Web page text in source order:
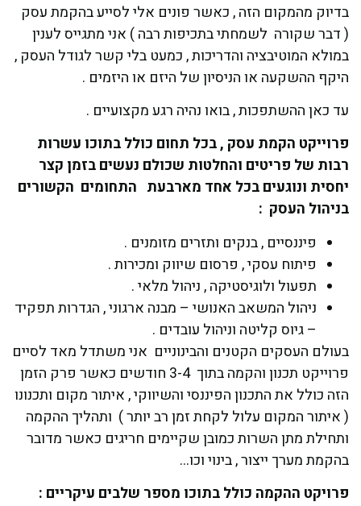
בדיוק מהמקום הזה , כאשר פונים אלי לסייע בהקמת עסק
( דבר שקורה לשמחתי בתכיפות רבה ) אני מתגייס לענין
במולא המוטיבציה והדריכות , כמעט בלי קשר לגודל העסק ,
היקף ההשקעה או הניסיון של היזם או היזמים .
עד כאן ההשתפכות , בואו נהיה רגע מקצועיים .
פרוייקט הקמת עסק , בכל תחום כולל בתוכו עשרות
רבות של פריטים והחלטות שכולם נעשים בזמן קצר
יחסית ונוגעים בכל אחד מארבעת התחומים הקשורים
בניהול העסק :
פיננסיים , בנקים ותזרים מזומנים .
פיתוח עסקי , פרסום שיווק ומכירות .
תפעול ולוגיסטיקה , ניהול מלאי .
ניהול המשאב האנושי – מבנה ארגוני , הגדרות תפקיד
– גיוס קליטה וניהול עובדים .
בעולם העסקים הקטנים והבינוניים אני משתדל מאד לסיים
פרוייקט תכנון והקמה בתוך 3-4 חודשים כאשר פרק הזמן
הזה כולל את התכנון הפיננסי והשיווקי , איתור מקום ותכנונו
( איתור המקום עלול לקחת זמן רב יותר ) ותהליך ההקמה
ותחילת מתן השרות כמובן שקיימים חריגים כאשר מדובר
בהקמת מערך ייצור , בינוי וכו…
פרויקט ההקמה כולל בתוכו מספר שלבים עיקריים :